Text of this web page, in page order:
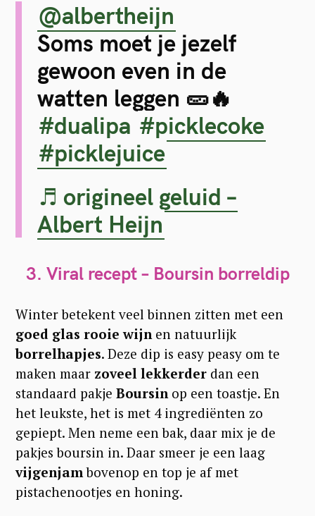
@albertheijn
Soms moet je jezelf
gewoon even in de
watten leggen 🥒🔥
#dualipa #picklecoke
#picklejuice
♬ origineel geluid –
Albert Heijn
3. Viral recept – Boursin borreldip
Winter betekent veel binnen zitten met een
goed glas rooie wijn en natuurlijk
borrelhapjes. Deze dip is easy peasy om te
maken maar zoveel lekkerder dan een
standaard pakje Boursin op een toastje. En
het leukste, het is met 4 ingrediënten zo
gepiept. Men neme een bak, daar mix je de
pakjes boursin in. Daar smeer je een laag
vijgenjam bovenop en top je af met
pistachenootjes en honing.